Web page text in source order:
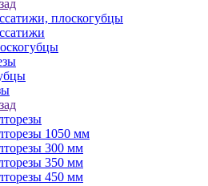
плоскогубцы
1050 мм
300 мм
350 мм
450 мм